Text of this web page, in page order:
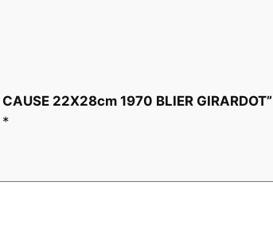
22X28cm 1970 BLIER GIRARDOT”
*